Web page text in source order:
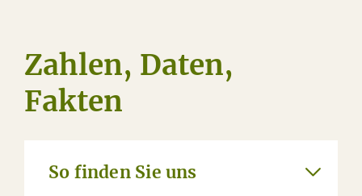
Zahlen, Daten,
Fakten
So finden Sie uns